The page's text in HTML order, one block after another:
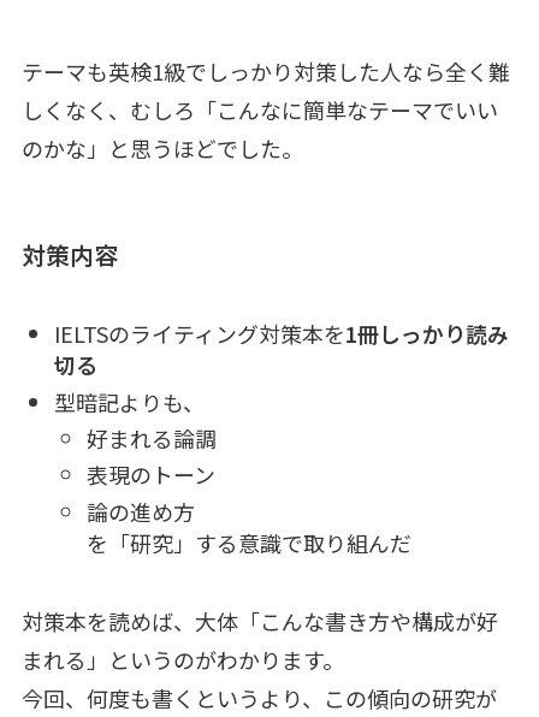
テーマも英検1級でしっかり対策した人なら全く難
しくなく、むしろ「こんなに簡単なテーマでいい
のかな」と思うほどでした。
対策内容
IELTSのライティング対策本を1冊しっかり読み
切る
型暗記よりも、
好まれる論調
表現のトーン
論の進め方
を「研究」する意識で取り組んだ
対策本を読めば、大体「こんな書き方や構成が好
まれる」というのがわかります。
今回、何度も書くというより、この傾向の研究が